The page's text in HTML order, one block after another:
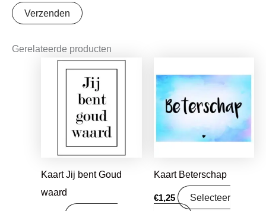
Gerelateerde producten
Kaart Jij bent Goud
waard
Kaart Beterschap
€1,25
Selecteer